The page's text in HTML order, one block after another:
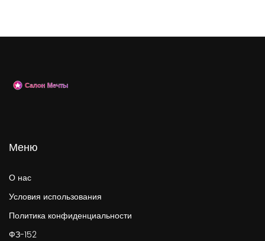
Меню
О нас
Условия использования
Политика конфиденциальности
ФЗ-152